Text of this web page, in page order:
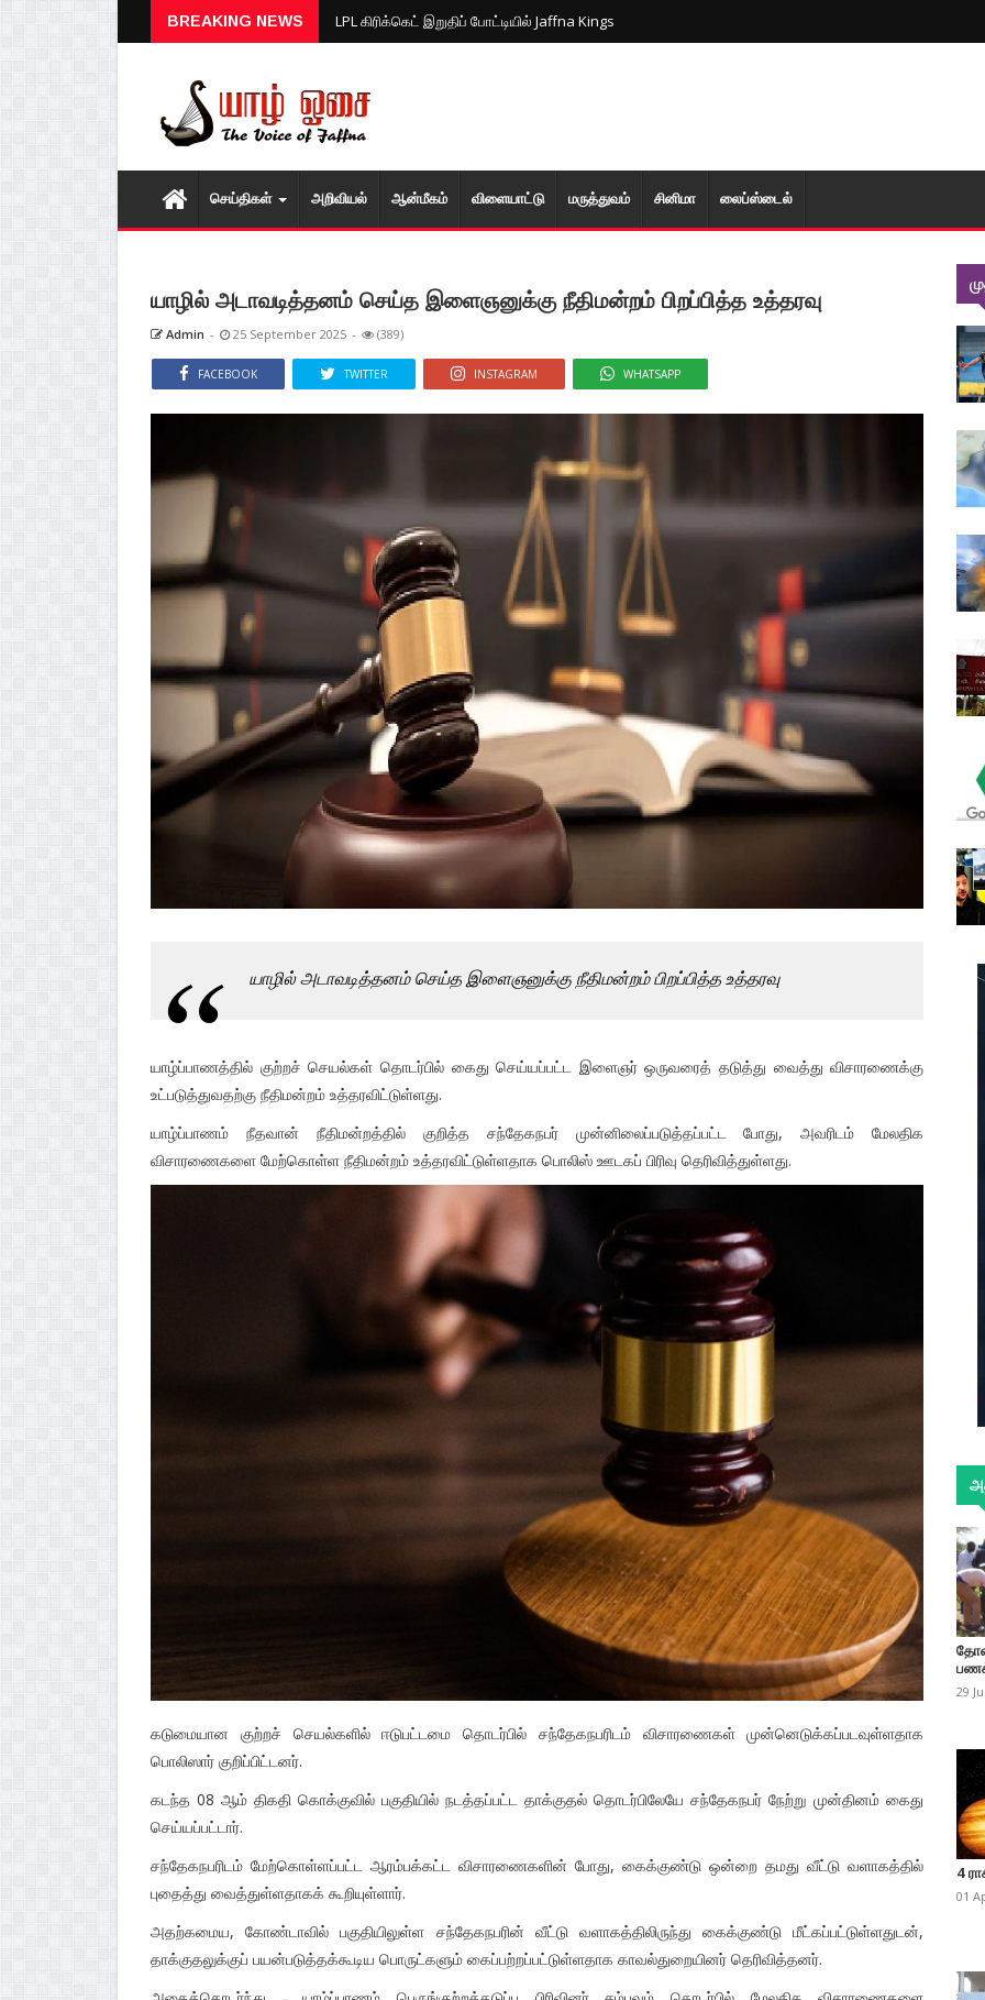
BREAKING NEWS மழை பொழியும் வானம்... சீறிப்பாயும் அலைகள்... விடுக்கப்பட்டுள்ள எச்சரிக்கை!
செய்திகள் அறிவியல் ஆன்மீகம் விளையாட்டு மரு‌த்துவ‌ம் சினிமா லைப்ஸ்டைல்
யாழில் அடாவடித்தனம் செய்த இளைஞனுக்கு நீதிமன்றம் பிறப்பித்த உத்தரவு
Admin - 25 September 2025 - (389)
FACEBOOK TWITTER INSTAGRAM WHATSAPP
யாழில் அடாவடித்தனம் செய்த இளைஞனுக்கு நீதிமன்றம் பிறப்பித்த உத்தரவு
யாழ்ப்பாணத்தில் குற்றச் செயல்கள் தொடர்பில் கைது செய்யப்பட்ட இளைஞர் ஒருவரைத் தடுத்து வைத்து விசாரணைக்கு
உட்படுத்துவதற்கு நீதிமன்றம் உத்தரவிட்டுள்ளது.
யாழ்ப்பாணம் நீதவான் நீதிமன்றத்தில் குறித்த சந்தேகநபர் முன்னிலைப்படுத்தப்பட்ட போது, அவரிடம் மேலதிக
விசாரணைகளை மேற்கொள்ள நீதிமன்றம் உத்தரவிட்டுள்ளதாக பொலிஸ் ஊடகப் பிரிவு தெரிவித்துள்ளது.
கடுமையான குற்றச் செயல்களில் ஈடுபட்டமை தொடர்பில் சந்தேகநபரிடம் விசாரணைகள் முன்னெடுக்கப்படவுள்ளதாக
பொலிஸார் குறிப்பிட்டனர்.
கடந்த 08 ஆம் திகதி கொக்குவில் பகுதியில் நடத்தப்பட்ட தாக்குதல் தொடர்பிலேயே சந்தேகநபர் நேற்று முன்தினம் கைது
செய்யப்பட்டார்.
சந்தேகநபரிடம் மேற்கொள்ளப்பட்ட ஆரம்பக்கட்ட விசாரணைகளின் போது, கைக்குண்டு ஒன்றை தமது வீட்டு வளாகத்தில்
புதைத்து வைத்துள்ளதாகக் கூறியுள்ளார்.
அதற்கமைய, கோண்டாவில் பகுதியிலுள்ள சந்தேகநபரின் வீட்டு வளாகத்திலிருந்து கைக்குண்டு மீட்கப்பட்டுள்ளதுடன்,
தாக்குதலுக்குப் பயன்படுத்தக்கூடிய பொருட்களும் கைப்பற்றப்பட்டுள்ளதாக காவல்துறையினர் தெரிவித்தனர்.
29
4
01